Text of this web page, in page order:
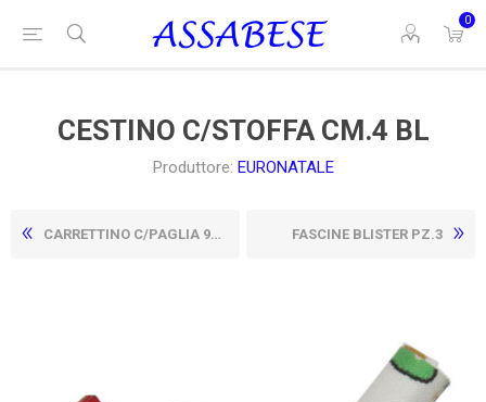
0
CESTINO C/STOFFA CM.4 BL
Produttore: EURONATALE
CARRETTINO C/PAGLIA 9CM FASCINE BLISTER PZ.3